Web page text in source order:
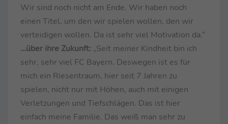
Wir sind noch nicht am Ende. Wir haben noch
einen Titel, um den wir spielen wollen, den wir
verteidigen wollen. Da ist sehr viel Motivation da.“
…über ihre Zukunft: „Seit meiner Kindheit bin ich
sehr, sehr viel FC Bayern. Deswegen ist es für
mich ein Riesentraum, hier seit 7 Jahren zu
spielen, nicht nur mit Höhen, auch mit einigen
Verletzungen und Tiefschlägen. Das ist hier
einfach meine Familie. Das weiß man sehr zu